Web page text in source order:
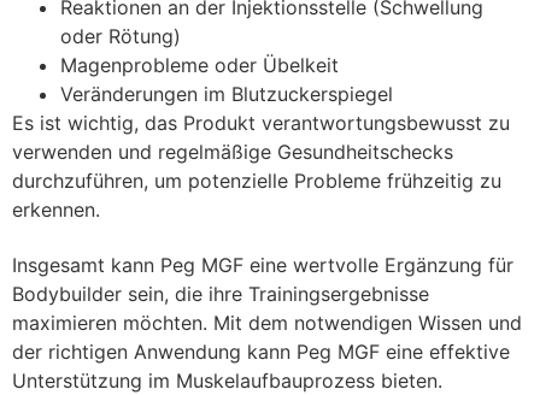
Reaktionen an der Injektionsstelle (Schwellung
oder Rötung)
Magenprobleme oder Übelkeit
Veränderungen im Blutzuckerspiegel
Es ist wichtig, das Produkt verantwortungsbewusst zu
verwenden und regelmäßige Gesundheitschecks
durchzuführen, um potenzielle Probleme frühzeitig zu
erkennen.
Insgesamt kann Peg MGF eine wertvolle Ergänzung für
Bodybuilder sein, die ihre Trainingsergebnisse
maximieren möchten. Mit dem notwendigen Wissen und
der richtigen Anwendung kann Peg MGF eine effektive
Unterstützung im Muskelaufbauprozess bieten.